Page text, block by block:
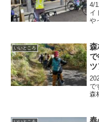
4/
イ
や
た
さ
いいところ
森
で
た
で
森
る